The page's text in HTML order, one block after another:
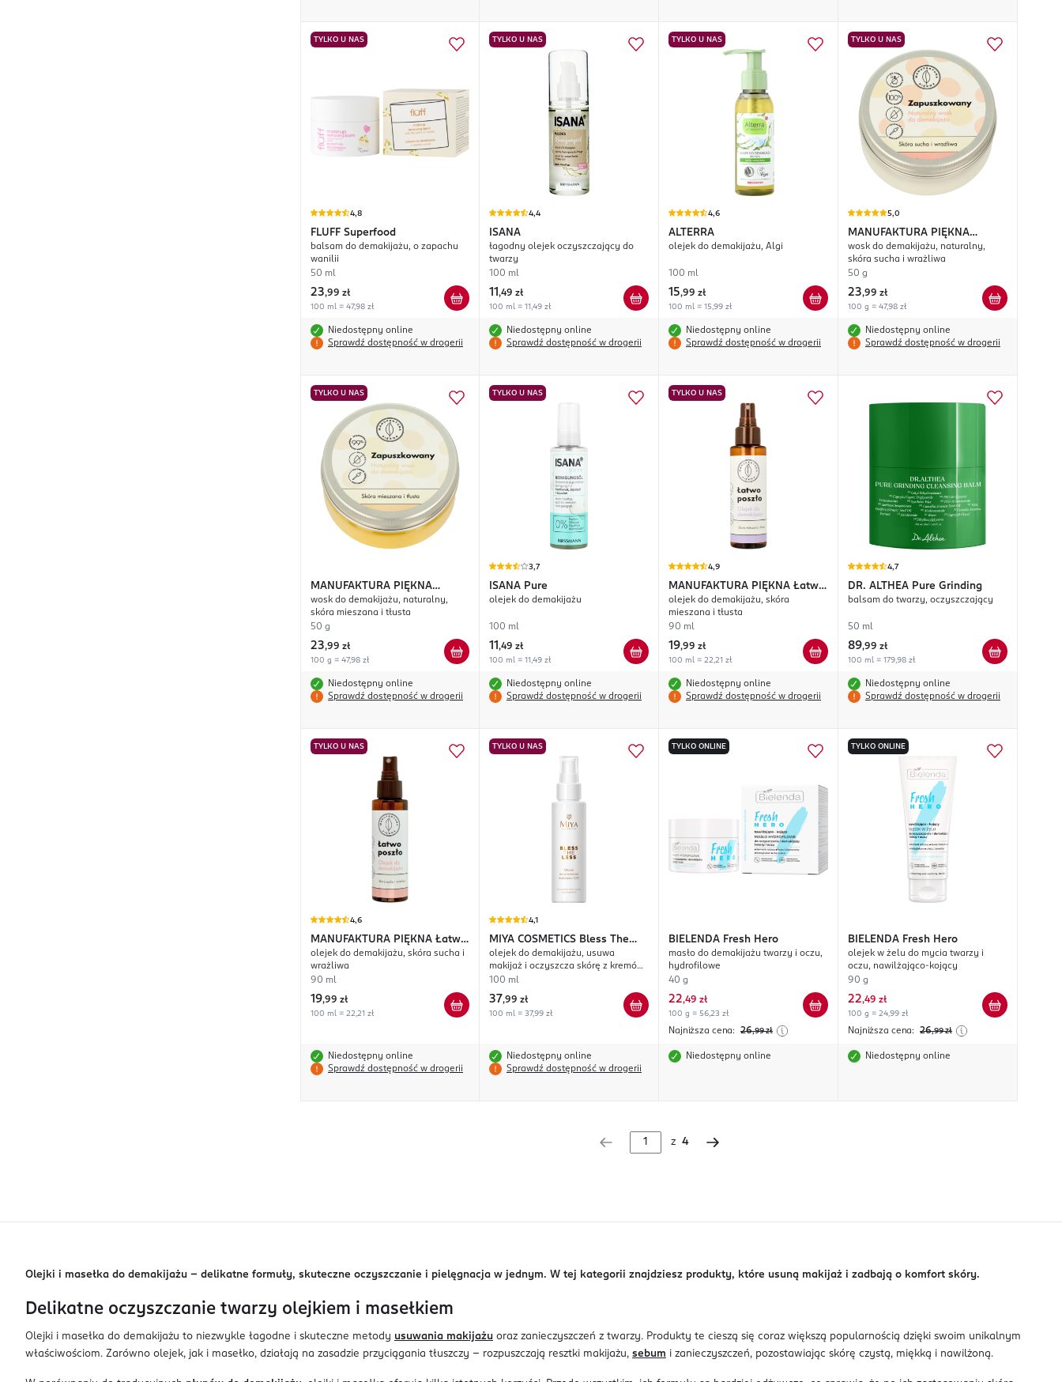
TYLKO U NAS
4,8
FLUFF Superfood
balsam do demakijażu, o zapachu
wanilii
50 ml
23,99 zł
100 ml = 47,98 zł
Niedostępny online
Sprawdź dostępność w drogerii
TYLKO U NAS
4,4
ISANA
łagodny olejek oczyszczający do
twarzy
100 ml
11 ,49 zł
100 ml = 11,49 zł
Niedostępny online
Sprawdź dostępność w drogerii
TYLKO U NAS
4,6
ALTERRA
olejek do demakijażu, Algi
100 ml
15,99 zł
100 ml = 15,99 zł
Niedostępny online
Sprawdź dostępność w drogerii
TYLKO U NAS
5,0
MANUFAKTURA PIĘKNA
Zapuszkowany
wosk do demakijażu, naturalny,
skóra sucha i wrażliwa
50 g
23,99 zł
100 g = 47,98 zł
Niedostępny online
Sprawdź dostępność w drogerii
TYLKO U NAS
MANUFAKTURA PIĘKNA
Zapuszkowany
wosk do demakijażu, naturalny,
skóra mieszana i tłusta
50 g
23,99 zł
100 g = 47,98 zł
Niedostępny online
Sprawdź dostępność w drogerii
TYLKO U NAS
3,7
ISANA Pure
olejek do demakijażu
100 ml
11 ,49 zł
100 ml = 11,49 zł
Niedostępny online
Sprawdź dostępność w drogerii
TYLKO U NAS
4,9
MANUFAKTURA PIĘKNA Łatwo
Poszło
olejek do demakijażu, skóra
mieszana i tłusta
90 ml
19,99 zł
100 ml = 22,21 zł
Niedostępny online
Sprawdź dostępność w drogerii
4,7
DR. ALTHEA Pure Grinding
balsam do twarzy, oczyszczający
50 ml
89,99 zł
100 ml = 179,98 zł
Niedostępny online
Sprawdź dostępność w drogerii
TYLKO U NAS
4,6
MANUFAKTURA PIĘKNA Łatwo
Poszło
olejek do demakijażu, skóra sucha i
wrażliwa
90 ml
19,99 zł
100 ml = 22,21 zł
Niedostępny online
Sprawdź dostępność w drogerii
TYLKO U NAS
4,1
MIYA COSMETICS Bless The
Less
olejek do demakijażu, usuwa
makijaż i oczyszcza skórę z kremów
SPF
100 ml
37,99 zł
100 ml = 37,99 zł
Niedostępny online
Sprawdź dostępność w drogerii
TYLKO ONLINE
BIELENDA Fresh Hero
masło do demakijażu twarzy i oczu,
hydrofilowe
40 g
22,49 zł
100 g = 56,23 zł
Najniższa cena: 26,99 zł
Niedostępny online
TYLKO ONLINE
BIELENDA Fresh Hero
olejek w żelu do mycia twarzy i
oczu, nawilżająco-kojący
90 g
22,49 zł
100 g = 24,99 zł
Najniższa cena: 26,99 zł
Niedostępny online
z 4
Olejki i masełka do demakijażu – delikatne formuły, skuteczne oczyszczanie i pielęgnacja w jednym. W tej kategorii znajdziesz produkty, które usuną makijaż i zadbają o komfort skóry.
Delikatne oczyszczanie twarzy olejkiem i masełkiem
Olejki i masełka do demakijażu to niezwykle łagodne i skuteczne metody usuwania makijażu oraz zanieczyszczeń z twarzy. Produkty te cieszą się coraz większą popularnością dzięki swoim unikalnym
właściwościom. Zarówno olejek, jak i masełko, działają na zasadzie przyciągania tłuszczy – rozpuszczają resztki makijażu, sebum i zanieczyszczeń, pozostawiając skórę czystą, miękką i nawilżoną.